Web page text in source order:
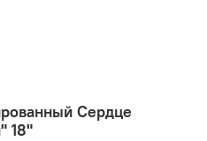
Сердце
18"